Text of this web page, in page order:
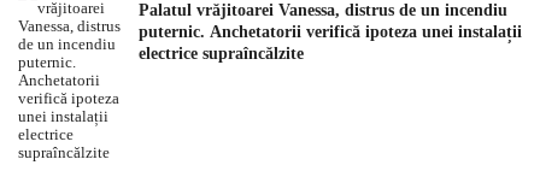
Palatul vrăjitoarei Vanessa, distrus de un incendiu
puternic. Anchetatorii verifică ipoteza unei instalații
electrice supraîncălzite